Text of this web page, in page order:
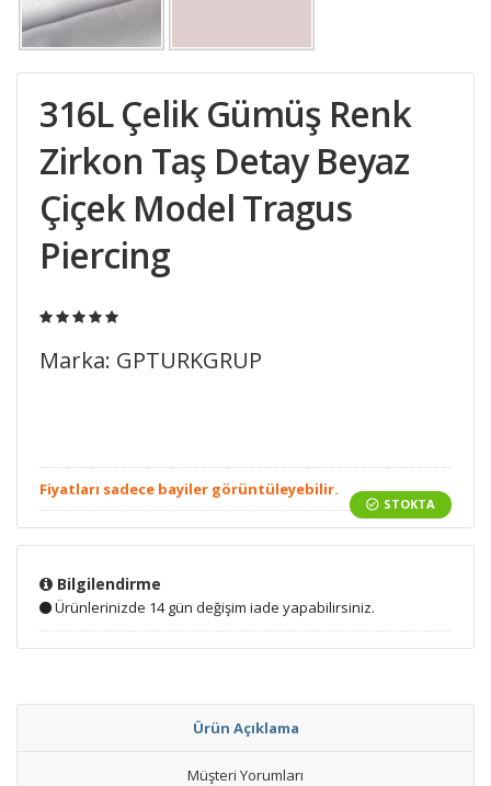
316L Çelik Gümüş Renk
Zirkon Taş Detay Beyaz
Çiçek Model Tragus
Piercing
Marka: GPTURKGRUP
Fiyatları sadece bayiler görüntüleyebilir.
STOKTA
Bilgilendirme
Ürünlerinizde 14 gün değişim iade yapabilirsiniz.
Ürün Açıklama
Müşteri Yorumları